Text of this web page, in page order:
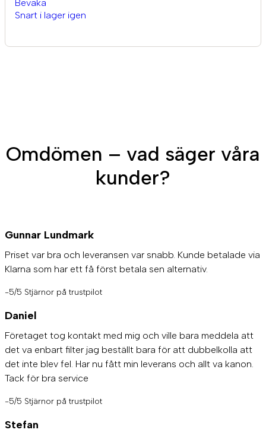
Bevaka
Snart i lager igen
Omdömen – vad säger våra
kunder?
Gunnar Lundmark
Priset var bra och leveransen var snabb. Kunde betalade via
Klarna som har ett få först betala sen alternativ.
-5/5 Stjärnor på trustpilot
Daniel
Företaget tog kontakt med mig och ville bara meddela att
det va enbart filter jag beställt bara för att dubbelkolla att
det inte blev fel. Har nu fått min leverans och allt va kanon.
Tack för bra service
-5/5 Stjärnor på trustpilot
Stefan